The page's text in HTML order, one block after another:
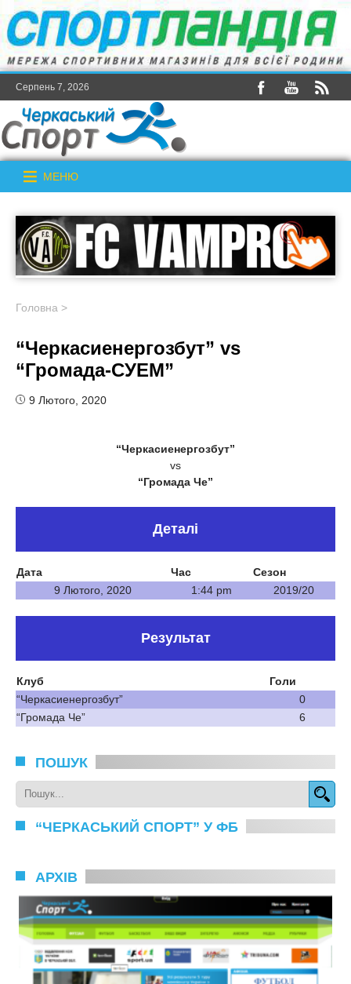
Серпень 7, 2026
МЕНЮ
Головна >
“Черкасиенергозбут” vs
“Громада-СУЕМ”
9 Лютого, 2020
“Черкасиенергозбут”
vs
“Громада Че”
Деталі
Дата Час
Сезон
9 Лютого, 2020
1:44 pm 2019/20
Результат
Клуб
Голи
“Черкасиенергозбут”
0
“Громада Че”
6
ПОШУК
“ЧЕРКАСЬКИЙ СПОРТ” У ФБ
АРХІВ